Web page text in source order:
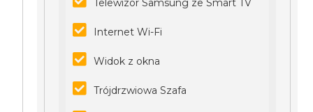
Telewizor Samsung ze Smart TV
Internet Wi-Fi
Widok z okna
Trójdrzwiowa Szafa